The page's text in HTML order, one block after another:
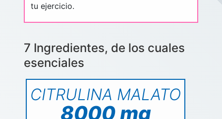
tu ejercicio.
7 Ingredientes, de los cuales
esenciales
CITRULINA MALATO
8000 mg